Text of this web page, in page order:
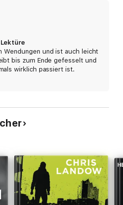
perfekten Mischung aus
ist „Roter Zar“ ein
Kriminalromane.
Wendungen und ist auch leicht
bis zum Ende gefesselt und
wirklich passiert ist.